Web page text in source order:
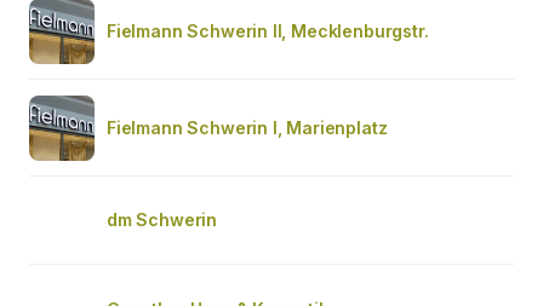
Fielmann Schwerin II, Mecklenburgstr.
Fielmann Schwerin I, Marienplatz
dm Schwerin